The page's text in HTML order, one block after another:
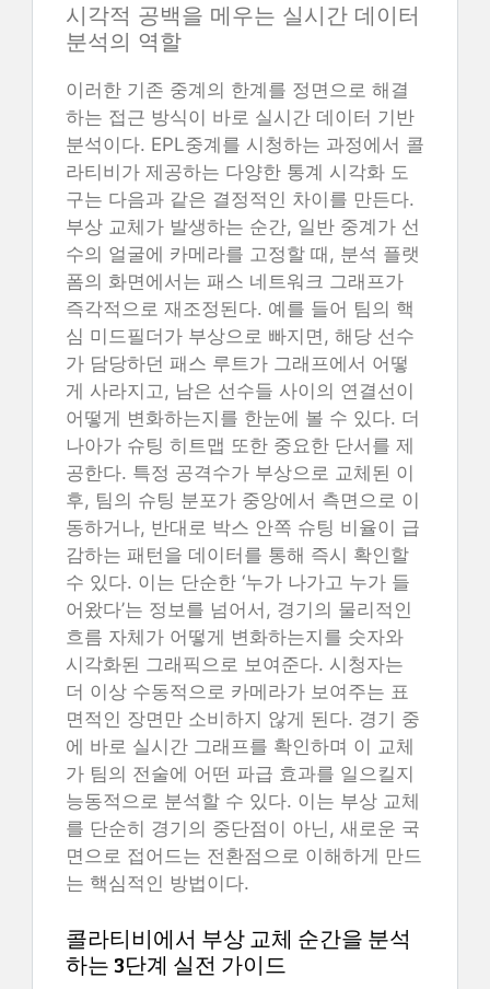
시각적 공백을 메우는 실시간 데이터
분석의 역할
이러한 기존 중계의 한계를 정면으로 해결
하는 접근 방식이 바로 실시간 데이터 기반
분석이다. EPL중계를 시청하는 과정에서 콜
라티비가 제공하는 다양한 통계 시각화 도
구는 다음과 같은 결정적인 차이를 만든다.
부상 교체가 발생하는 순간, 일반 중계가 선
수의 얼굴에 카메라를 고정할 때, 분석 플랫
폼의 화면에서는 패스 네트워크 그래프가
즉각적으로 재조정된다. 예를 들어 팀의 핵
심 미드필더가 부상으로 빠지면, 해당 선수
가 담당하던 패스 루트가 그래프에서 어떻
게 사라지고, 남은 선수들 사이의 연결선이
어떻게 변화하는지를 한눈에 볼 수 있다. 더
나아가 슈팅 히트맵 또한 중요한 단서를 제
공한다. 특정 공격수가 부상으로 교체된 이
후, 팀의 슈팅 분포가 중앙에서 측면으로 이
동하거나, 반대로 박스 안쪽 슈팅 비율이 급
감하는 패턴을 데이터를 통해 즉시 확인할
수 있다. 이는 단순한 ‘누가 나가고 누가 들
어왔다’는 정보를 넘어서, 경기의 물리적인
흐름 자체가 어떻게 변화하는지를 숫자와
시각화된 그래픽으로 보여준다. 시청자는
더 이상 수동적으로 카메라가 보여주는 표
면적인 장면만 소비하지 않게 된다. 경기 중
에 바로 실시간 그래프를 확인하며 이 교체
가 팀의 전술에 어떤 파급 효과를 일으킬지
능동적으로 분석할 수 있다. 이는 부상 교체
를 단순히 경기의 중단점이 아닌, 새로운 국
면으로 접어드는 전환점으로 이해하게 만드
는 핵심적인 방법이다.
콜라티비에서 부상 교체 순간을 분석
하는 3단계 실전 가이드